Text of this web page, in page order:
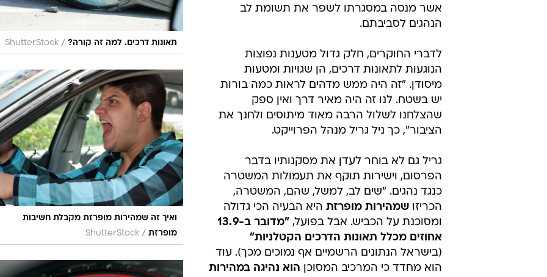
ארכיון מדורים
אביזרים לרכב
תאונות דרכים. למה זה קורה? /
ShutterStock
ואיך זה שמהירות מופרזת מקבלת חשיבות
מופרזת /
ShutterStock
אשר מנסה במסגרתו לשפר את תשומת לב
הנהגים לסביבתם.
לדברי החוקרים, חלק גדול מטענות נפוצות
הנוגעות לתאונות דרכים, הן שגויות ומטעות
מיסודן. "זה היה ממש מדהים לראות כמה בורות
יש בשטח. לנו זה היה מאיר דרך ואין ספק
שהצלחנו לשלול הרבה מאוד מיתוסים ולחנך את
הציבור", כך ניל גריל מנהל הפרוייקט.
גריל גם לא בוחר לעדן את מסקנותיו בדבר
הפרסום, וישירות תוקף את תעמולות המשטרה
כנגד נהגים. "שים לב, למשל, שהם, המשטרה,
הכריזו שמהירות מופרזת היא הבעיה הכי גדולה
ומסוכנת על הכביש. אבל בפועל,
"מדובר ב-13.9
אחוזים מכלל תאונות הדרכים הקטלניות"
(בישראל הנתונים הרשמיים אף נמוכים מכך). עוד
הוא מחדד כי המרכיב המסוכן הוא נהיגה במהירות